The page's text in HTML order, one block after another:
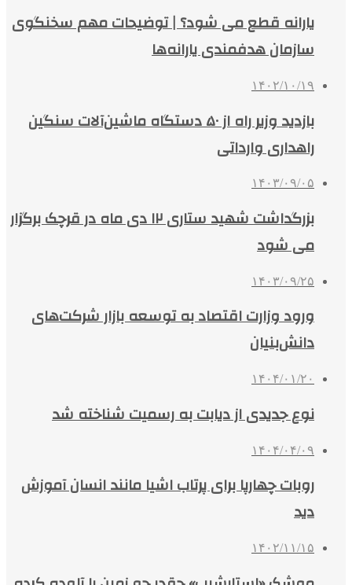
یارانه قطع می شود؟ | توضیحات مهم سخنگوی
سازمان هدفمندی یارانه‌ها
۱۴۰۲/۱۰/۱۹
بازدید وزیر راه از ۵۰ دستگاه ماشین‌آلات سنگین
راهداری وارداتی
۱۴۰۳/۰۹/۰۵
بزرگداشت شهید ستاری ۱۲ دی ماه در قرچک برگزار
می شود
۱۴۰۳/۰۹/۲۵
ورود وزارت اقتصاد به توسعه بازار شرکت‌های
دانش‌بنیان
۱۴۰۴/۰۱/۲۰
نوع جدیدی از دیابت به رسمیت شناخته شد
۱۴۰۴/۰۴/۰۹
روبات چهارپا برای پرتاب اشیا مانند انسان آموزش
دید
۱۴۰۲/۱۱/۱۵